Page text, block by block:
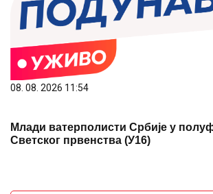
08. 08. 2026 11:54
Млади ватерполисти Србије у
Светског првенства (У16)